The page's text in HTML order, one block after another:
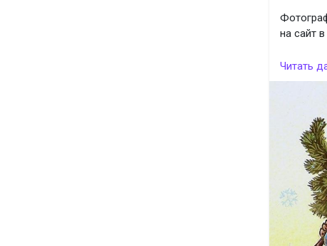
на сайт
27
Читать